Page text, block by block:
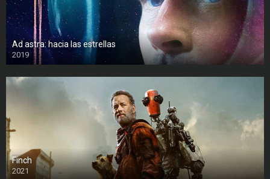
Ad astra: hacia las estrellas
2019
Finch
2021